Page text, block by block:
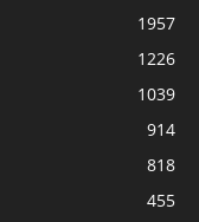
1957
1226
1039
914
818
455